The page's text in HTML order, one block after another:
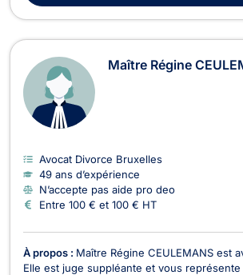
Maître Régine
Avocat Divorce Bruxelles
49 ans d’expérience
N’accepte pas aide pro deo
Entre 100 € et 100 € HT
À propos : Maître Régine CEULEMANS est
Elle est juge suppléante et vous